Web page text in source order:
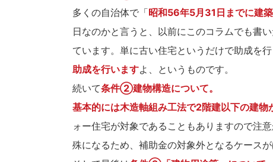
多くの自治体で「昭和56年5月31日までに建
日なのかと言うと、以前にこのコラムでも書
ています。単に古い住宅というだけで助成を行
助成を行いますよ、というものです。
続いて条件②建物構造について。
基本的には木造軸組み工法で2階建以下の建物
ォー住宅が対象であることもありますので注
殊になるため、補助金の対象外となるケースが